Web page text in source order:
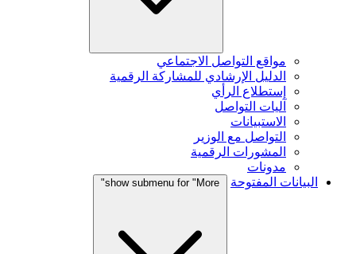
مواقع التواصل الاجتماعي
الدليل الإرشادي للمشاركة الرقمية
إستطلاع الرأي
آليات التواصل
الاستبيانات
التواصل مع الوزير
المشورات الرقمية
مدونات
البيانات المفتوحة
show submenu for "More"